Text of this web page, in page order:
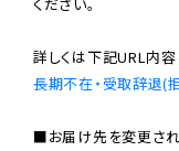
長期不在・受取辞退(